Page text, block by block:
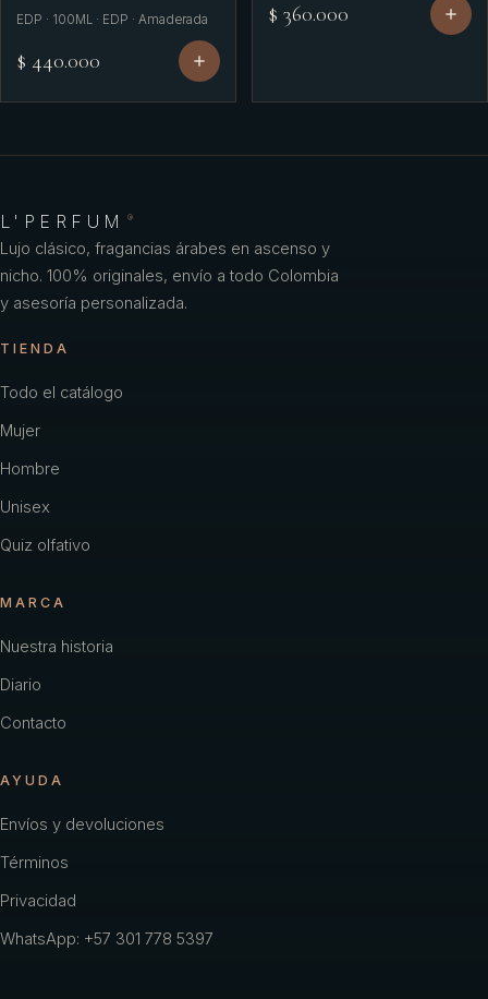
EDP · 100ML · EDP · Amaderada
$ 440.000
$ 360.000
L'PERFUM ®
Lujo clásico, fragancias árabes en ascenso y
nicho. 100% originales, envío a todo Colombia
y asesoría personalizada.
TIENDA
Todo el catálogo
Mujer
Hombre
Unisex
Quiz olfativo
MARCA
Nuestra historia
Diario
Contacto
AYUDA
Envíos y devoluciones
Términos
Privacidad
WhatsApp: +57 301 778 5397